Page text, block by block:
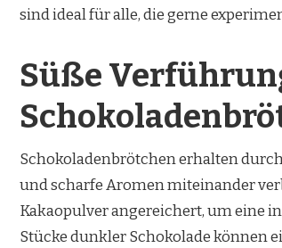
sind ideal für alle, die gerne
Süße
Schokoladenbrötchen erhalten
und scharfe Aromen miteinander
Kakaopulver angereichert, um eine
Stücke dunkler Schokolade können